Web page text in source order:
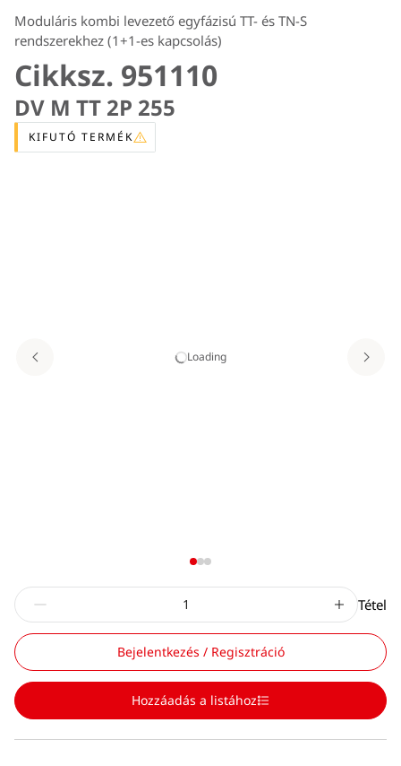
Moduláris kombi levezető egyfázisú TT- és TN-S
rendszerekhez (1+1-es kapcsolás)
Cikksz. 951110
DV M TT 2P 255
KIFUTÓ TERMÉK
Loading
Tétel
Bejelentkezés / Regisztráció
Hozzáadás a listához